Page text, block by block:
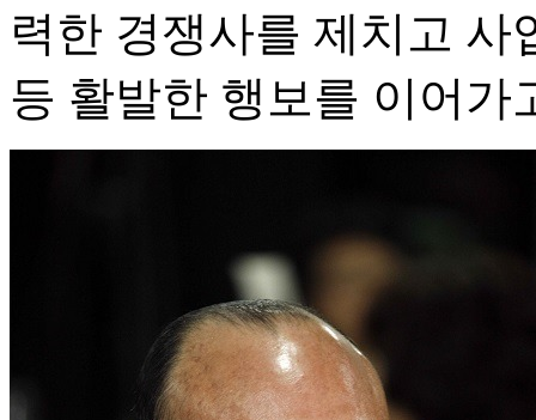
력한 경쟁사를 제치고
등 활발한 행보를 이어가